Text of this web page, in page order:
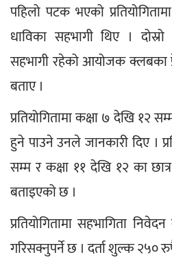
पहिलो पटक भएको
धाविका सहभागी थिए । दोस्रो
सहभागी रहेको आयोजक क्लबका
बताए ।
प्रतियोगितामा कक्षा ७ देखि १२
हुने पाउने उनले जानकारी दिए ।
सम्म र कक्षा ११ देखि १२ का
बताइएको छ ।
प्रतियोगितामा सहभागिता
गरिसक्नुपर्ने छ । दर्ता शुल्क २५०